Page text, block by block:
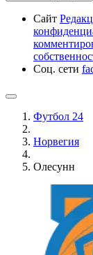
Сайт
Соц. сети
Футбол 24
Норвегия
Олесунн